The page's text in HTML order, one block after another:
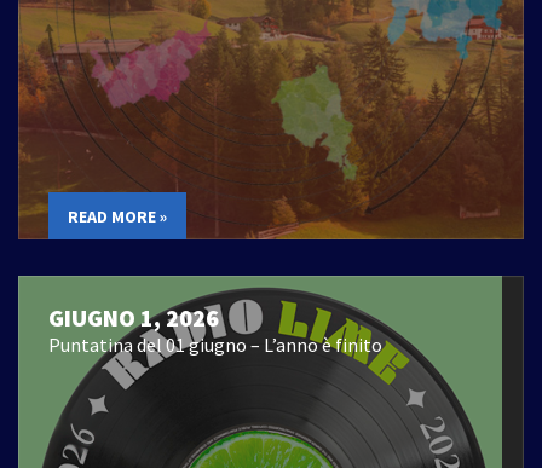
READ MORE »
GIUGNO 1, 2026
Puntatina del 01 giugno – L’anno è finito